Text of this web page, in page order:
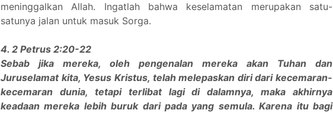
meninggalkan Allah. Ingatlah bahwa keselamatan merupakan satu-
satunya jalan untuk masuk Sorga.
4. 2 Petrus 2:20-22
Sebab jika mereka, oleh pengenalan mereka akan Tuhan dan
Juruselamat kita, Yesus Kristus, telah melepaskan diri dari kecemaran-
kecemaran dunia, tetapi terlibat lagi di dalamnya, maka akhirnya
keadaan mereka lebih buruk dari pada yang semula. Karena itu bagi